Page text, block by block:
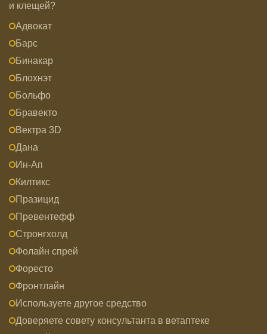
и клещей?
Адвокат
Барс
Бинакар
Блохнэт
Больфо
Бравекто
Вектра 3D
Дана
Ин-Ап
Килтикс
Празицид
Превентефф
Стронгхолд
Фолайн спрей
Форесто
Фронтлайн
Используете другое средство
Доверяете совету консультанта в ветаптеке